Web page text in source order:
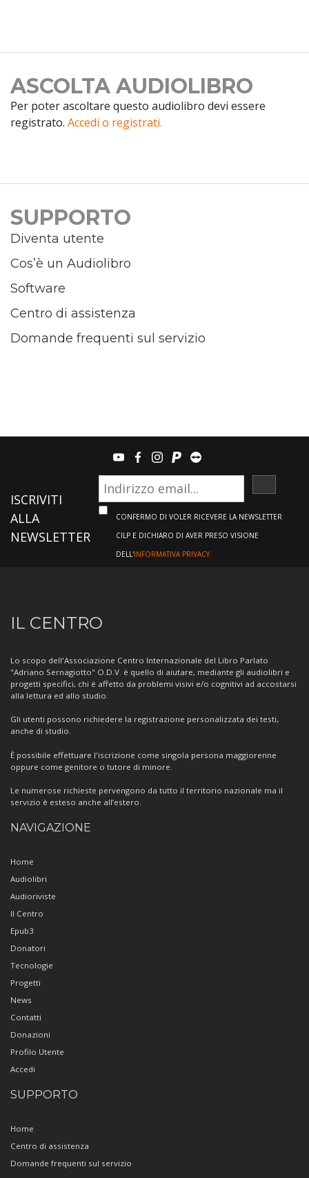
ASCOLTA AUDIOLIBRO
Per poter ascoltare questo audiolibro devi essere
registrato. Accedi o registrati.
SUPPORTO
Diventa utente
Cos’è un Audiolibro
Software
Centro di assistenza
Domande frequenti sul servizio
youtubefacebook
instagram
paypalteamviewer
ISCRIVITI
ALLA
NEWSLETTER
CONFERMO DI VOLER RICEVERE LA NEWSLETTER
CILP E DICHIARO DI AVER PRESO VISIONE
DELL'INFORMATIVA PRIVACY.
Informazioni
sul
Centro
IL CENTRO
Lo scopo dell'Associazione Centro Internazionale del Libro Parlato
"Adriano Sernagiotto" O.D.V. è quello di aiutare, mediante gli audiolibri e
progetti specifici, chi è affetto da problemi visivi e/o cognitivi ad accostarsi
alla lettura ed allo studio.
Gli utenti possono richiedere la registrazione personalizzata dei testi,
anche di studio.
È possibile effettuare l'iscrizione come singola persona maggiorenne
oppure come genitore o tutore di minore.
Le numerose richieste pervengono da tutto il territorio nazionale ma il
servizio è esteso anche all’estero.
NAVIGAZIONE
Home
Audiolibri
Audioriviste
Il Centro
Epub3
Donatori
Tecnologie
Progetti
News
Contatti
Donazioni
Profilo Utente
Accedi
SUPPORTO
Home
Centro di assistenza
Domande frequenti sul servizio